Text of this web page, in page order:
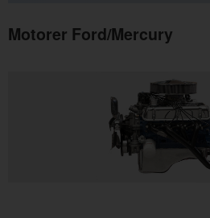
Motorer Ford/Mercury